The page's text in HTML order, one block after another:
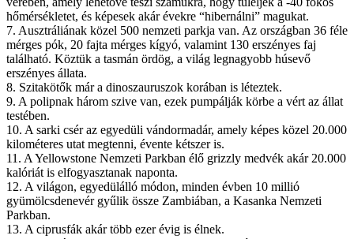
hőmérsékletet, és képesek akár évekre “hibernálni” magukat.
7. Ausztráliának közel 500 nemzeti parkja van. Az országban 36 féle
mérges pók, 20 fajta mérges kígyó, valamint 130 erszényes faj
található. Köztük a tasmán ördög, a világ legnagyobb húsevő
erszényes állata.
8. Szitakötők már a dinoszauruszok korában is léteztek.
9. A polipnak három szive van, ezek pumpálják körbe a vért az állat
testében.
10. A sarki csér az egyedüli vándormadár, amely képes közel 20.000
kilométeres utat megtenni, évente kétszer is.
11. A Yellowstone Nemzeti Parkban élő grizzly medvék akár 20.000
kalóriát is elfogyasztanak naponta.
12. A világon, egyedülálló módon, minden évben 10 millió
gyümölcsdenevér gyűlik össze Zambiában, a Kasanka Nemzeti
Parkban.
13. A ciprusfák akár több ezer évig is élnek.